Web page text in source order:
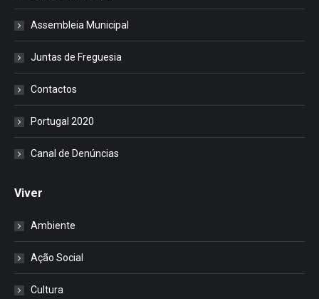
Assembleia Municipal
Juntas de Freguesia
Contactos
Portugal 2020
Canal de Denúncias
Viver
Ambiente
Ação Social
Cultura